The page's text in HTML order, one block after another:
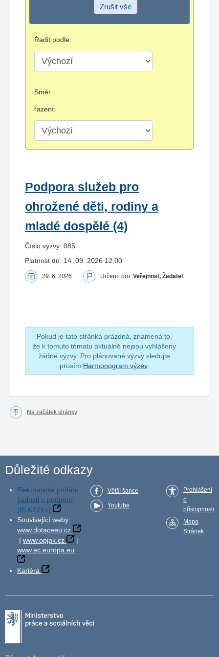
Zrušit vše
Řadit podle:
Směr
řazení:
Podpora služeb pro
ohrožené děti, rodiny a
mladé dospělé (4)
Číslo výzvy: 085
Platnost do: 14. 09. 2026 12:00
29. 6. 2026 Určeno pro: Veřejnost, Žadatel
Pokud je tato stránka prázdná, znamená to,
že k tomuto tématu aktuálně nejsou vyhlášeny
žádné výzvy. Pro plánované výzvy sledujte
prosím Harmonogram výzev.
Na začátek stránky
Důležité odkazy
Elektronické podání
žádosti o podporu
(IS KP21+)
Související weby:
www.dotaceeu.cz
| www.opjak.cz
|
www.ec.europa.eu
Kariéra
Větší šance
Youtube
Prohlášení
o
přístupnosti
Mapa
Stránek